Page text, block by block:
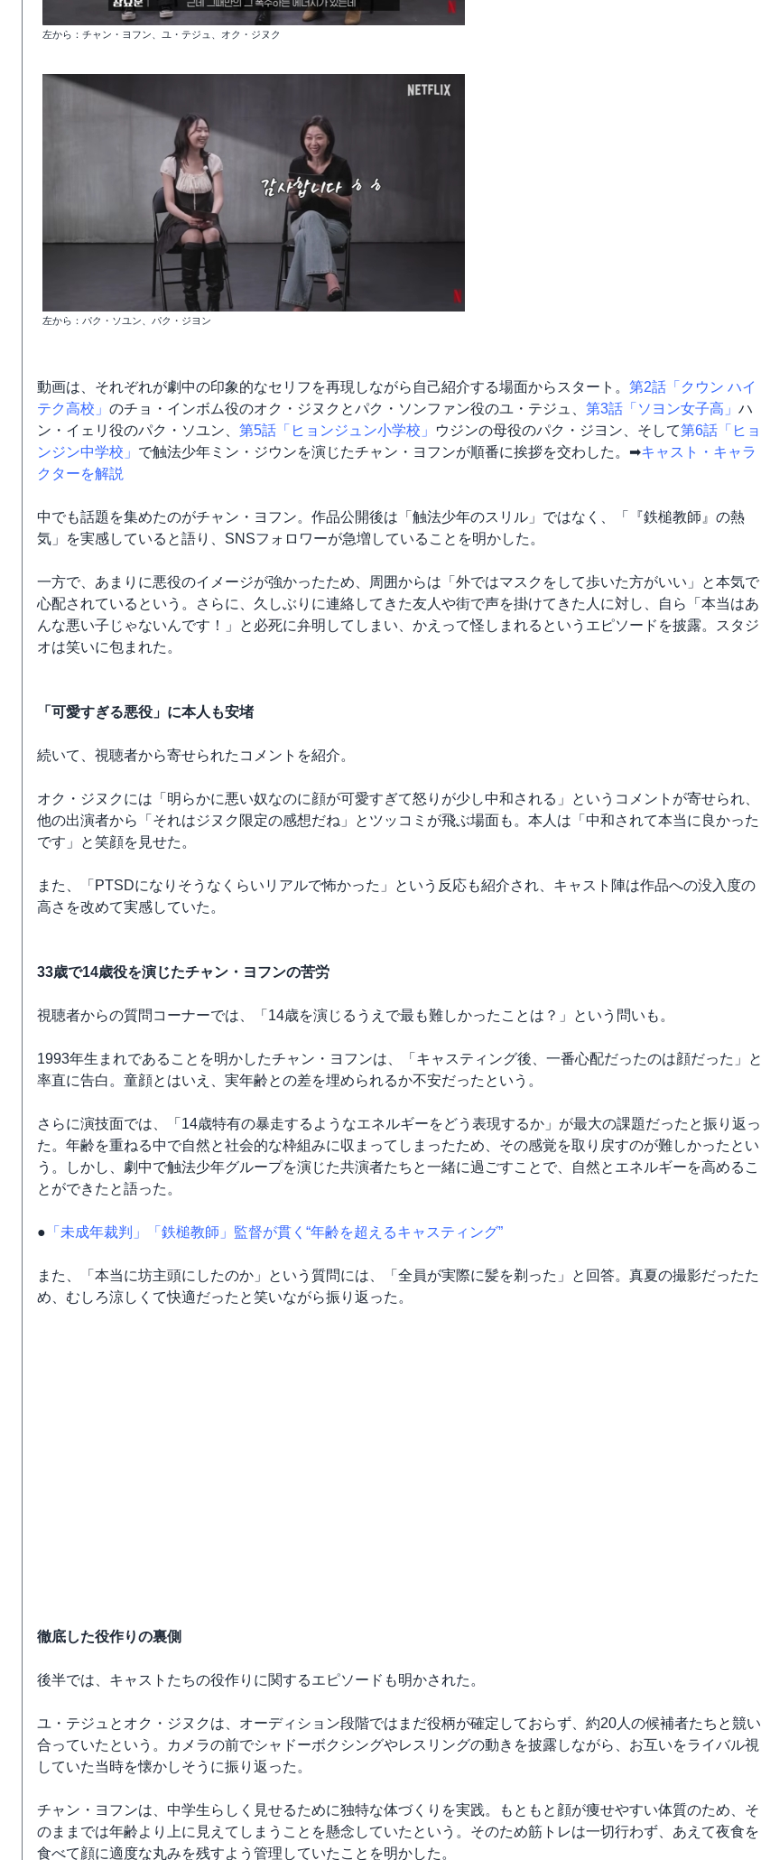
左から：チャン・ヨフン、ユ・テジュ、オク・ジヌク
左から：パク・ソユン、パク・ジヨン
動画は、それぞれが劇中の印象的なセリフを再現しながら自己紹介する場面からスタート。 第2話「クウン ハイ
テク高校」 のチョ・インボム役のオク・ジヌクとパク・ソンファン役のユ・テジュ、 第3話「ソヨン女子高」 ハ
ン・イェリ役のパク・ソユン、 第5話「ヒョンジュン小学校」 ウジンの母役のパク・ジヨン、そして第6話「ヒョ
ンジン中学校」 で触法少年ミン・ジウンを演じたチャン・ヨフンが順番に挨拶を交わした。➡キャスト・キャラ
クターを解説
中でも話題を集めたのがチャン・ヨフン。作品公開後は「触法少年のスリル」ではなく、「『鉄槌教師』の熱
気」を実感していると語り、SNSフォロワーが急増していることを明かした。
一方で、あまりに悪役のイメージが強かったため、周囲からは「外ではマスクをして歩いた方がいい」と本気で
心配されているという。さらに、久しぶりに連絡してきた友人や街で声を掛けてきた人に対し、自ら「本当はあ
んな悪い子じゃないんです！」と必死に弁明してしまい、かえって怪しまれるというエピソードを披露。スタジ
オは笑いに包まれた。
「可愛すぎる悪役」に本人も安堵
続いて、視聴者から寄せられたコメントを紹介。
オク・ジヌクには「明らかに悪い奴なのに顔が可愛すぎて怒りが少し中和される」というコメントが寄せられ、
他の出演者から「それはジヌク限定の感想だね」とツッコミが飛ぶ場面も。本人は「中和されて本当に良かった
です」と笑顔を見せた。
また、「PTSDになりそうなくらいリアルで怖かった」という反応も紹介され、キャスト陣は作品への没入度の
高さを改めて実感していた。
33歳で14歳役を演じたチャン・ヨフンの苦労
視聴者からの質問コーナーでは、「14歳を演じるうえで最も難しかったことは？」という問いも。
1993年生まれであることを明かしたチャン・ヨフンは、「キャスティング後、一番心配だったのは顔だった」と
率直に告白。童顔とはいえ、実年齢との差を埋められるか不安だったという。
さらに演技面では、「14歳特有の暴走するようなエネルギーをどう表現するか」が最大の課題だったと振り返っ
た。年齢を重ねる中で自然と社会的な枠組みに収まってしまったため、その感覚を取り戻すのが難しかったとい
う。しかし、劇中で触法少年グループを演じた共演者たちと一緒に過ごすことで、自然とエネルギーを高めるこ
とができたと語った。
● 「未成年裁判」「鉄槌教師」監督が貫く“年齢を超えるキャスティング”
また、「本当に坊主頭にしたのか」という質問には、「全員が実際に髪を剃った」と回答。真夏の撮影だったた
め、むしろ涼しくて快適だったと笑いながら振り返った。
徹底した役作りの裏側
後半では、キャストたちの役作りに関するエピソードも明かされた。
ユ・テジュとオク・ジヌクは、オーディション段階ではまだ役柄が確定しておらず、約20人の候補者たちと競い
合っていたという。カメラの前でシャドーボクシングやレスリングの動きを披露しながら、お互いをライバル視
していた当時を懐かしそうに振り返った。
チャン・ヨフンは、中学生らしく見せるために独特な体づくりを実践。もともと顔が痩せやすい体質のため、そ
のままでは年齢より上に見えてしまうことを懸念していたという。そのため筋トレは一切行わず、あえて夜食を
食べて顔に適度な丸みを残すよう管理していたことを明かした。